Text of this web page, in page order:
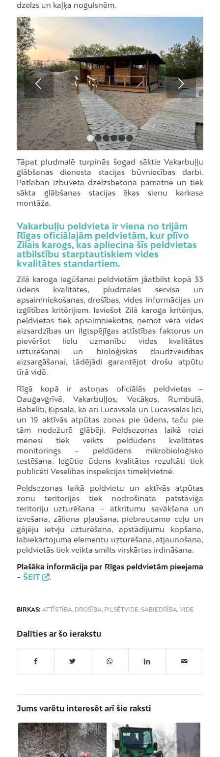
dzelzs un kaļķa nogulsnēm.
Next
1 2 3 4 5 6
Tāpat pludmalē turpinās šogad sāktie Vakarbuļļu
glābšanas dienesta stacijas būvniecības darbi.
Patlaban izbūvēta dzelzsbetona pamatne un tiek
sākta glābšanas stacijas ēkas sienu karkasa
montāža.
Vakarbuļļu peldvieta ir viena no trijām
Rīgas oficiālajām peldvietām, kur plīvo
Zilais karogs, kas apliecina šīs peldvietas
atbilstību starptautiskiem vides
kvalitātes standartiem.
Zilā karoga iegūšanai peldvietām jāatbilst kopā 33
ūdens kvalitātes, pludmales servisa un
apsaimniekošanas, drošības, vides informācijas un
izglītības kritērijiem. Ieviešot Zilā karoga kritērijus,
peldvietas tiek apsaimniekotas, ņemot vērā vides
aizsardzības un ilgtspējīgas attīstības faktorus un
pievēršot lielu uzmanību vides kvalitātes
uzturēšanai un bioloģiskās daudzveidības
aizsargāšanai, tādējādi garantējot drošu atpūtu
tīrā vidē.
Rīgā kopā ir astoņas oficiālās peldvietas –
Daugavgrīvā, Vakarbuļļos, Vecāķos, Rumbulā,
Bābelītī, Ķīpsalā, kā arī Lucavsalā un Lucavsalas līcī,
un 19 aktīvās atpūtas zonas pie ūdens, taču pie
tām nedežurē glābēji. Peldsezonas laikā reizi
mēnesī tiek veikts peldūdens kvalitātes
monitorings – peldūdens mikrobioloģisko
testēšana. Iegūtie ūdens kvalitātes rezultāti tiek
publicēti Veselības inspekcijas tīmekļvietnē.
Peldsezonas laikā peldvietu un aktīvās atpūtas
zonu teritorijās tiek nodrošināta patstāvīga
teritoriju uzturēšana – atkritumu savākšana un
izvešana, zāliena pļaušana, piebraucamo ceļu un
gājēju ietvju uzturēšana, apstādījumu kopšana,
labiekārtojuma elementu uzturēšana, atjaunošana,
peldvietās tiek veikta smilts virskārtas irdināšana.
Plašāka informācija par Rīgas peldvietām pieejama
– ŠEIT .
BIRKAS: ATTĪSTĪBA, DROŠĪBA, PILSĒTVIDE, SABIEDRĪBA, VIDE
Dalīties ar šo ierakstu
Jums varētu interesēt arī šie raksti